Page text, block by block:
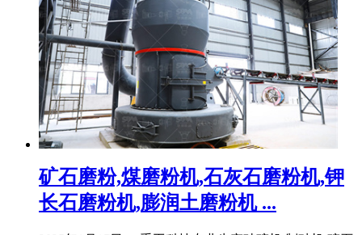
矿石磨粉,煤磨粉机,石灰石磨粉机,钾
长石磨粉机,膨润土磨粉机 ...